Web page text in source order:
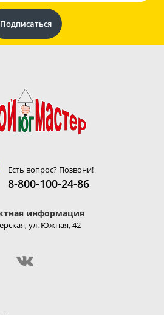
Есть вопрос? Позвони!
8-800-100-24-86
информация
ул. Южная, 42